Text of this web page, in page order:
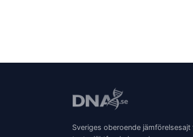
Sveriges oberoende jämförelsesajt